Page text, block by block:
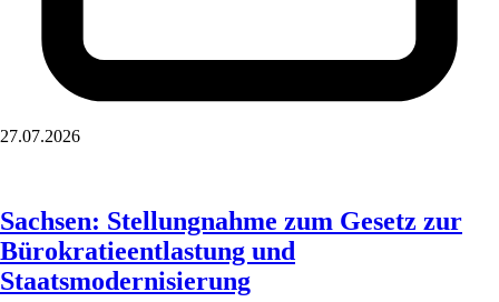
27.07.2026
Sachsen: Stellungnahme zum Gesetz zur
Bürokratieentlastung und
Staatsmodernisierung